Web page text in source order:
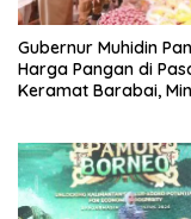
Gubernur Muhidin
Harga Pangan di
Keramat Barabai,